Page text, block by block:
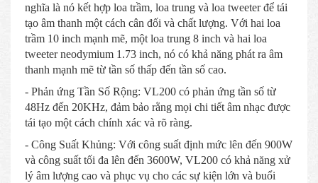
nghĩa là nó kết hợp loa trầm, loa trung và loa tweeter để tái
tạo âm thanh một cách cân đối và chất lượng. Với hai loa
trầm 10 inch mạnh mẽ, một loa trung 8 inch và hai loa
tweeter neodymium 1.73 inch, nó có khả năng phát ra âm
thanh mạnh mẽ từ tần số thấp đến tần số cao.
- Phản ứng Tần Số Rộng: VL200 có phản ứng tần số từ
48Hz đến 20KHz, đảm bảo rằng mọi chi tiết âm nhạc được
tái tạo một cách chính xác và rõ ràng.
- Công Suất Khủng: Với công suất định mức lên đến 900W
và công suất tối đa lên đến 3600W, VL200 có khả năng xử
lý âm lượng cao và phục vụ cho các sự kiện lớn và buổi